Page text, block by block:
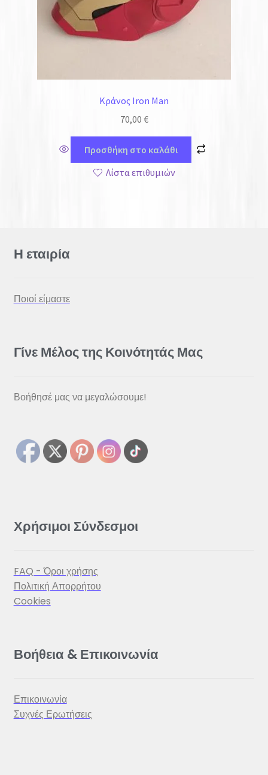
Κράνος Iron Man
70,00 €
Προσθήκη στο καλάθι
Λίστα επιθυμιών
Η εταιρία
Ποιοί είμαστε
Γίνε Μέλος της Κοινότητάς Μας
Βοήθησέ μας να μεγαλώσουμε!
Χρήσιμοι Σύνδεσμοι
FAQ - Όροι χρήσης
Πολιτική Απορρήτου
Cookies
Βοήθεια & Επικοινωνία
Επικοινωνία
Συχνές Ερωτήσεις